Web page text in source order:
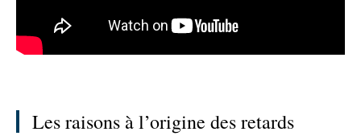
Les raisons à l’origine des retards